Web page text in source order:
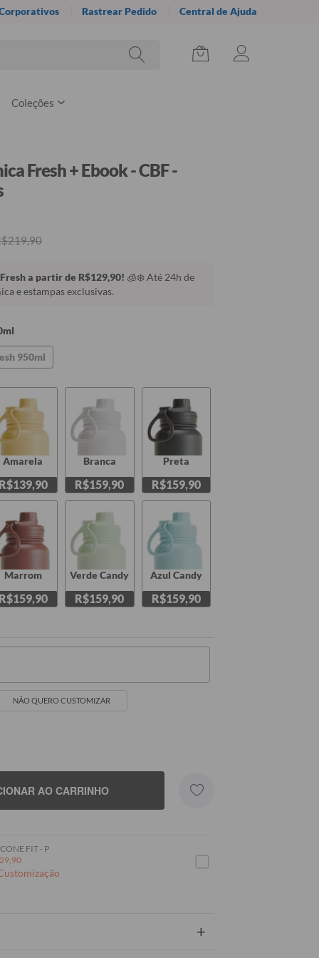
Rastrear Pedido Central de Ajuda
Coleções
Fresh + Ebook - CBF -
a partir de R$129,90! 🧊❄️ Até 24h de
e estampas exclusivas.
950ml
Amarela Branca
R$159,90
Preta
R$159,90
Marrom Verde Candy
R$159,90
Azul Candy
R$159,90
NÃO QUERO CUSTOMIZAR
AO CARRINHO
FIT - P
+